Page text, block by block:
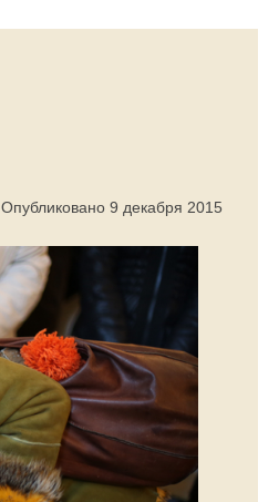
Опубликовано 9 декабря 2015